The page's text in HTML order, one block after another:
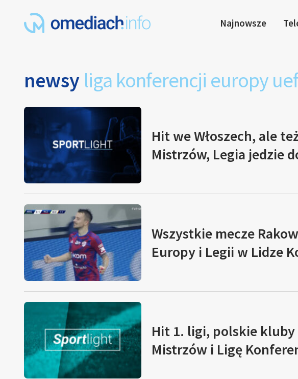
Najnowsze
newsy liga konferencji europy
Hit we Włoszech, ale
Mistrzów, Legia jedzie
Wszystkie mecze
Europy i Legii w Lidze
Hit 1. ligi, polskie kluby
Mistrzów i Ligę